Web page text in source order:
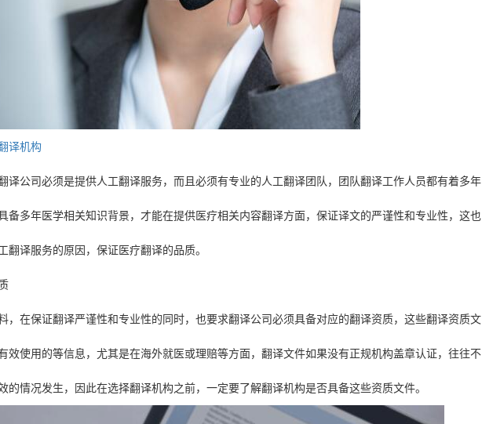
译机构
译公司必须是提供人工翻译服务，而且必须有专业的人工翻译团队，团队翻译工作人员都有着多年
备多年医学相关知识背景，才能在提供医疗相关内容翻译方面，保证译文的严谨性和专业性，这也
翻译服务的原因，保证医疗翻译的品质。
，在保证翻译严谨性和专业性的同时，也要求翻译公司必须具备对应的翻译资质，这些翻译资质文
效使用的等信息，尤其是在海外就医或理赔等方面，翻译文件如果没有正规机构盖章认证，往往不
的情况发生，因此在选择翻译机构之前，一定要了解翻译机构是否具备这些资质文件。